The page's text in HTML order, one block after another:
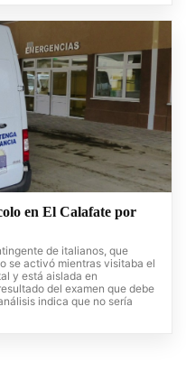
en El Calafate por
de italianos, que
se activó mientras visitaba el
y está aislada en
del examen que debe
indica que no sería